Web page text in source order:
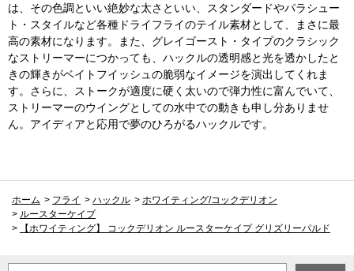
は、その色調といい絶妙な太さといい、スタンダードやパラシュー
ト・スタイルなど各種ドライフライのテイル素材として、まさに最
高の素材になります。また、グレイゴースト・タイプのクラシック
なストリーマーにつかっても、ハックルの透明感と光を透かしたと
きの輝きがベイトフイッシュの脆弱なイメージを演出してくれま
す。さらに、ストークが適度に硬く太いので弾力性に富んでいて、
ストリーマーのウイングとしての水中での動きも申し分ありませ
ん。アイディアと応用で夢のひろがるハックルです。
ホーム > フライ > ハックル > ホワイティング/コックデリオン
> ルースターケイプ
>
【ホワイティング】 コックデリオン ルースターケイプ グリズリーパルド